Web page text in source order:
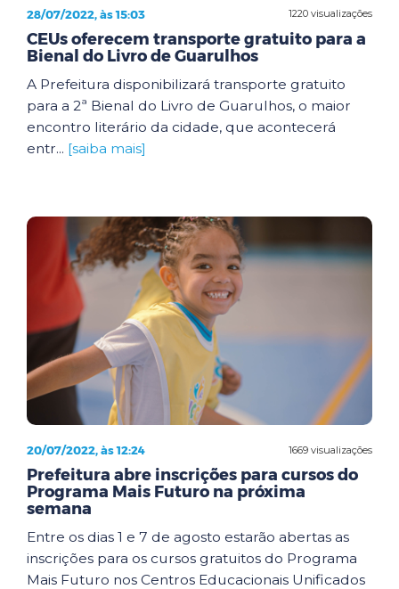
1220 visualizações
28/07/2022, às 15:03
CEUs oferecem transporte gratuito para a
Bienal do Livro de Guarulhos
A Prefeitura disponibilizará transporte gratuito
para a 2ª Bienal do Livro de Guarulhos, o maior
encontro literário da cidade, que acontecerá
entr... [saiba mais]
1669 visualizações
20/07/2022, às 12:24
Prefeitura abre inscrições para cursos do
Programa Mais Futuro na próxima
semana
Entre os dias 1 e 7 de agosto estarão abertas as
inscrições para os cursos gratuitos do Programa
Mais Futuro nos Centros Educacionais Unificados